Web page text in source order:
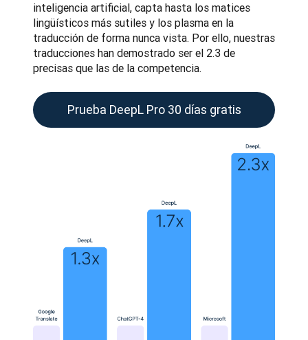
inteligencia artificial, capta hasta los matices
lingüísticos más sutiles y los plasma en la
traducción de forma nunca vista. Por ello, nuestras
traducciones han demostrado ser el 2.3 de
precisas que las de la competencia.
Prueba DeepL Pro 30 días gratis